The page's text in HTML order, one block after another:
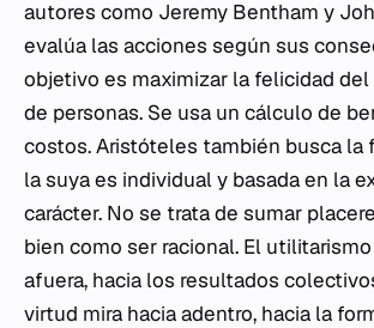
autores como Jeremy Bentham y
evalúa las acciones según sus
objetivo es maximizar la felicidad del
de personas. Se usa un cálculo de
costos. Aristóteles también busca la
la suya es individual y basada en la
carácter. No se trata de sumar
bien como ser racional. El
afuera, hacia los resultados
virtud mira hacia adentro, hacia la